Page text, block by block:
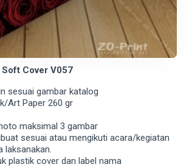
Soft Cover V057
sesuai gambar katalog
Art Paper 260 gr
maksimal 3 gambar
sesuai atau mengikuti acara/kegiatan
laksanakan.
plastik cover dan label nama